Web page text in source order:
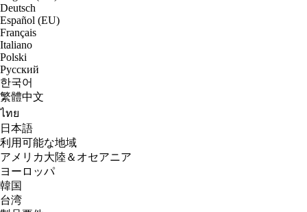
Deutsch
Español (EU)
Français
Italiano
Polski
Русский
한국어
繁體中文
ไทย
日本語
利用可能な地域
アメリカ大陸＆オセアニア
ヨーロッパ
韓国
台湾